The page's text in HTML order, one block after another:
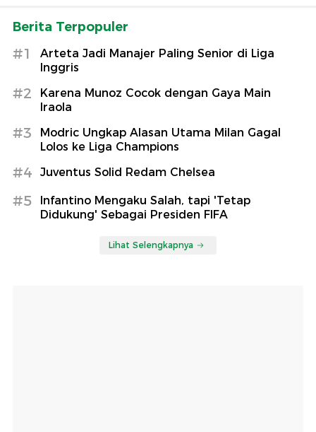
Berita Terpopuler
#1
Arteta Jadi Manajer Paling Senior di Liga
Inggris
#2
Karena Munoz Cocok dengan Gaya Main
Iraola
#3
Modric Ungkap Alasan Utama Milan Gagal
Lolos ke Liga Champions
#4 Juventus Solid Redam Chelsea
#5
Infantino Mengaku Salah, tapi 'Tetap
Didukung' Sebagai Presiden FIFA
Lihat Selengkapnya